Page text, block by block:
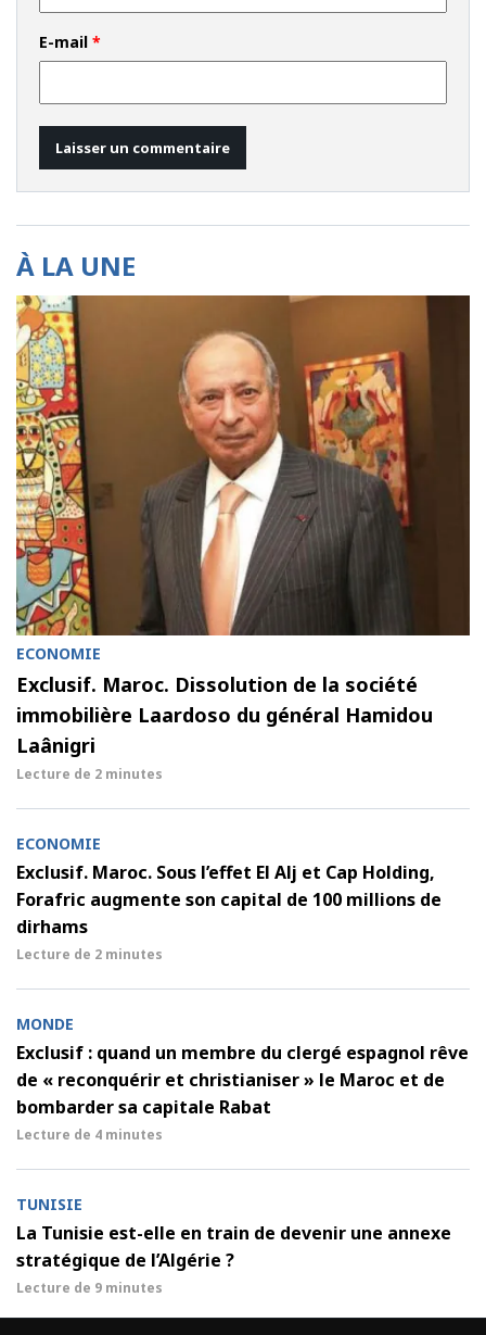
E-mail *
À LA UNE
ECONOMIE
Exclusif. Maroc. Dissolution de la société
immobilière Laardoso du général Hamidou
Laânigri
Lecture de 2 minutes
ECONOMIE
Exclusif. Maroc. Sous l’effet El Alj et Cap Holding,
Forafric augmente son capital de 100 millions de
dirhams
Lecture de 2 minutes
MONDE
Exclusif : quand un membre du clergé espagnol rêve
de « reconquérir et christianiser » le Maroc et de
bombarder sa capitale Rabat
Lecture de 4 minutes
TUNISIE
La Tunisie est-elle en train de devenir une annexe
stratégique de l’Algérie ?
Lecture de 9 minutes